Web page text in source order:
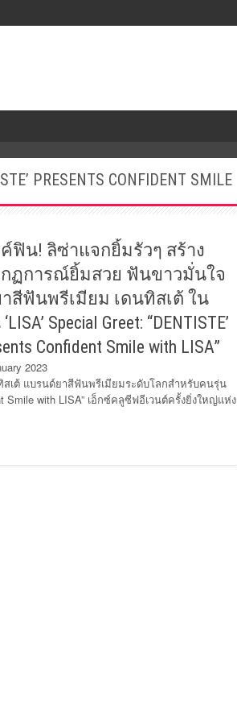
PRESENTS CONFIDENT SMILE
ฟิน! ลิซ่าแจกยิ้มรัวๆ สร้าง
ฏการณ์ยิ้มสวย ฟันขาวมั่นใจ
สีฟันพรีเมียม เดนทิสเต้ ใน
Special Greet: “DENTISTE’
Confident Smile with LISA”
2023
สเต้ แบรนด์ยาสีฟันพรีเมียมระดับโลกสำหรับคนรุ่น
Smile with LISA” เอ็กซ์คลูซีฟอีเวนต์ครั้งยิ่งใหญ่แห่ง